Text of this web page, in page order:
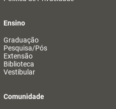
Ensino
Graduação
Pesquisa/Pós
Extensão
Biblioteca
Vestibular
Comunidade